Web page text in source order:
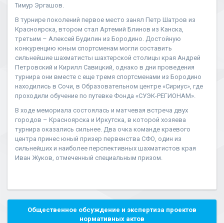
Тимур Эргашов.
В турнире поколений первое место занял Петр Шатров из
Красноярска, втором стал Артемий Блинов из Канска,
третьим – Алексей Будилин из Бородино. Достойную
конкуренцию юным спортсменам могли составить
сильнейшие шахматисты шахтерской столицы края Андрей
Петровский и Кирилл Савицкий, однако в дни проведения
турнира они вместе с еще тремя спортсменами из Бородино
находились в Сочи, в Образовательном центре «Сириус», где
проходили обучение по путевке Фонда «СУЭК-РЕГИОНАМ».
В ходе мемориала состоялась и матчевая встреча двух
городов – Красноярска и Иркутска, в которой хозяева
турнира оказались сильнее. Два очка команде краевого
центра принес юный призер первенства СФО, один из
сильнейших и наиболее перспективных шахматистов края
Иван Жуков, отмеченный специальным призом.
Общественное обсуждение и экспертиза проектов
нормативных актов